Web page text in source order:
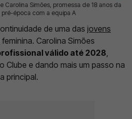
Carolina Simões, promessa de 18 anos da
época com a equipa A
de uma das jovens
feminina. Carolina Simões
válido até 2028
Clube e dando mais um passo na
principal.